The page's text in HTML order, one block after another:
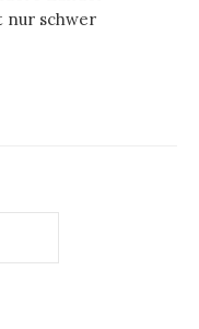
nur schwer